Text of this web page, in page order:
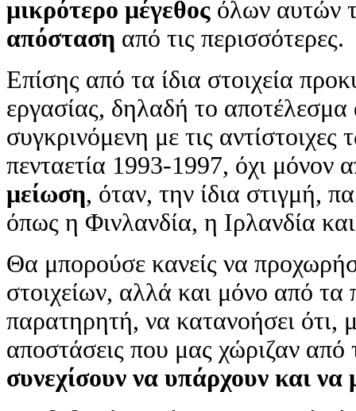
μικρότερο μέγεθος όλων αυτών
απόσταση από τις περισσότερες.
Επίσης από τα ίδια στοιχεία
εργασίας, δηλαδή το
συγκρινόμενη με τις
πενταετία 1993-1997, όχι μόνον
μείωση, όταν, την ίδια στιγμή,
όπως η Φινλανδία, η Ιρλανδία
Θα μπορούσε κανείς να
στοιχείων, αλλά και μόνο από
παρατηρητή, να κατανοήσει ότι,
αποστάσεις που μας χώριζαν από
συνεχίσουν να υπάρχουν και να